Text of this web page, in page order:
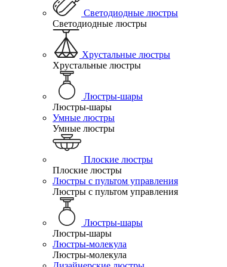
Светодиодные люстры
Светодиодные люстры
Хрустальные люстры
Хрустальные люстры
Люстры-шары
Люстры-шары
Умные люстры
Умные люстры
Плоские люстры
Плоские люстры
Люстры с пультом управления
Люстры с пультом управления
Люстры-шары
Люстры-шары
Люстры-молекула
Люстры-молекула